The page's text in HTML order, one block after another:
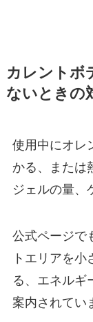
カレントボ
ないときの
使用中にオレ
かる、または
ジェルの量、
公式ページで
トエリアを
る、エネルギ
案内されてい